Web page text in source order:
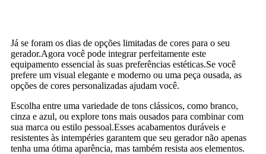
Já se foram os dias de opções limitadas de cores para o seu
gerador.Agora você pode integrar perfeitamente este
equipamento essencial às suas preferências estéticas.Se você
prefere um visual elegante e moderno ou uma peça ousada, as
opções de cores personalizadas ajudam você.
Escolha entre uma variedade de tons clássicos, como branco,
cinza e azul, ou explore tons mais ousados ​​para combinar com
sua marca ou estilo pessoal.Esses acabamentos duráveis ​​e
resistentes às intempéries garantem que seu gerador não apenas
tenha uma ótima aparência, mas também resista aos elementos.